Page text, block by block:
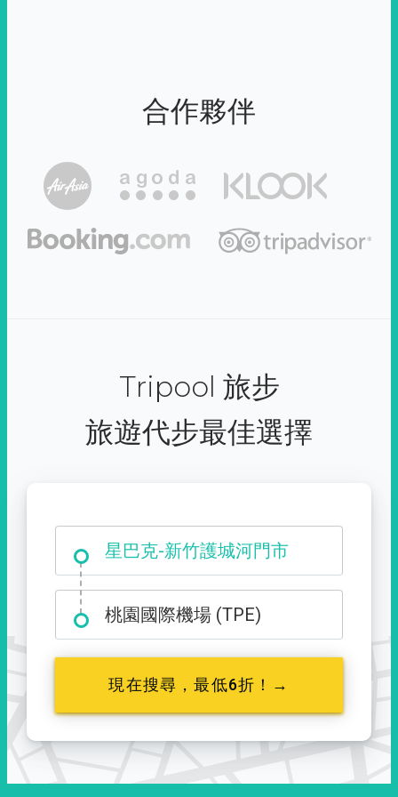
合作夥伴
Tripool 旅步
旅遊代步最佳選擇
星巴克-新竹護城河門市
大霸尖山登山口
桃園國際機場 (TPE)
現在搜尋，最低6折！→